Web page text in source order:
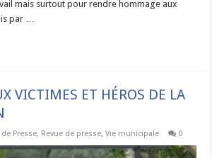
mais surtout pour rendre hommage aux
par …
VICTIMES ET HÉROS DE LA
de Presse, Revue de presse,Vie municipale 0